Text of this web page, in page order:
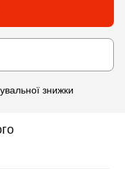
знижки